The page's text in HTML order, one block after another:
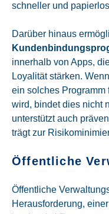
schneller und
Darüber hinaus
innerhalb von Apps,
Loyalität stärken.
ein solches Programm
wird, bindet dies nicht
unterstützt auch
trägt zur
Öffentliche
Öffentliche
Herausforderung,